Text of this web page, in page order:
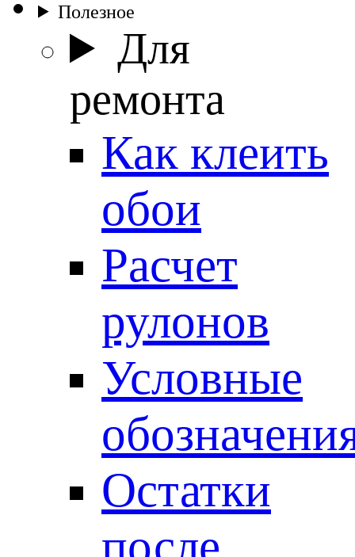
Полезное
Для
ремонта
Как клеить
обои
Расчет
рулонов
Условные
Остатки
после